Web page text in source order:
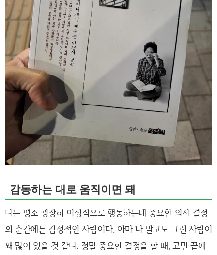
감동하는 대로 움직이면 돼
나는 평소 굉장히 이성적으로 행동하는데 중요한 의사 결정
의 순간에는 감성적인 사람이다. 아마 나 말고도 그런 사람이
꽤 많이 있을 것 같다. 정말 중요한 결정을 할 때, 고민 끝에